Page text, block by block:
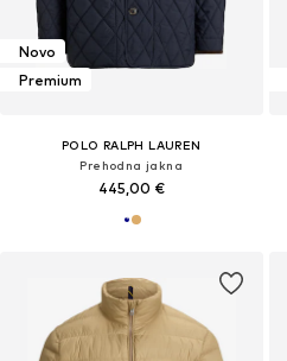
Novo
Premium
POLO RALPH LAUREN
Prehodna jakna
445,00 €